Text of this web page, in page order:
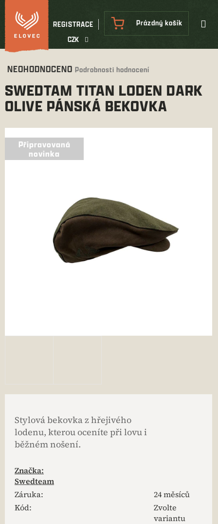
Přejít
na
obsah
CZK
REGISTRACE
NÁKUPNÍ
KOŠÍK
Prázdný košík
Průměrné
produktu
je
0,0
hvězdiček.
NEOHODNOCENO Podrobnosti hodnocení
SWEDTAM TITAN LODEN DARK
OLIVE PÁNSKÁ BEKOVKA
Připravovaná
novinka
Připravovaná
novinka
Stylová bekovka z hřejivého
lodenu, kterou oceníte při lovu i
běžném nošení.
Značka:
Swedteam
Záruka:
24 měsíců
Kód:
Zvolte
variantu